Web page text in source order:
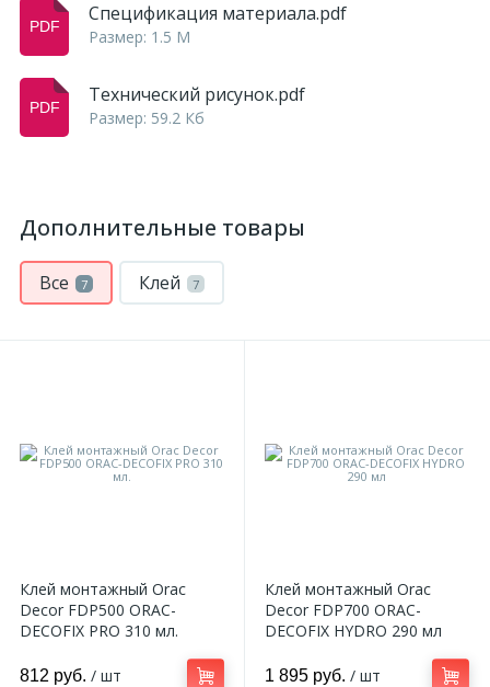
Спецификация материала.pdf
Размер: 1.5 M
Технический рисунок.pdf
Размер: 59.2 Кб
Дополнительные товары
Все 7 Клей 7
Клей монтажный Orac
Decor FDP500 ORAC-
DECOFIX PRO 310 мл.
812 руб. / шт
Клей монтажный Orac
Decor FDP700 ORAC-
DECOFIX HYDRO 290 мл
1 895 руб. / шт